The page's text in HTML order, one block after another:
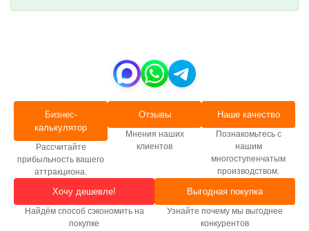
Бизнес-
калькулятор
Рассчитайте
прибыльность вашего
аттракциона.
Отзывы
Мнения наших
клиентов
Наше качество
Познакомьтесь с
нашим
многоступенчатым
производством.
Хочу дешевле!
Найдём способ сэкономить на
покупке
Выгодная покупка
Узнайте почему мы выгоднее
конкурентов